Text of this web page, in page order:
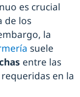
es crucial
de los
la
suele
entre las
en la